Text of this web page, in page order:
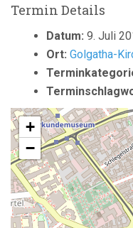
Termin Details
Datum: 9. Juli
Ort: Golgatha-
+
−